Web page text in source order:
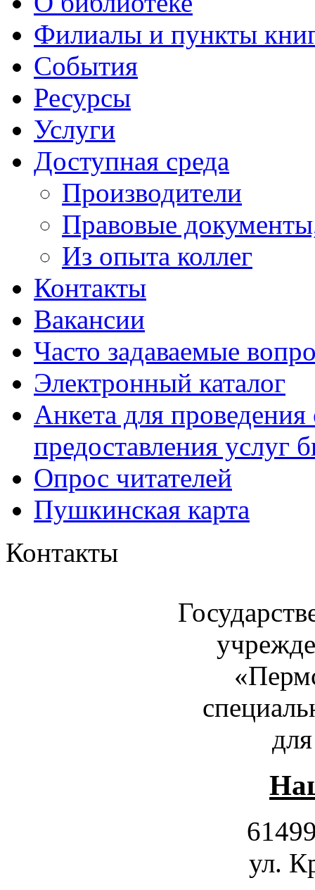
Филиалы и пункты
События
Ресурсы
Услуги
Доступная среда
Производители
Правовые
Из опыта коллег
Контакты
Вакансии
Часто задаваемые
Электронный каталог
Анкета для проведения
предоставления услуг
Опрос читателей
Пушкинская карта
Контакты
ул.